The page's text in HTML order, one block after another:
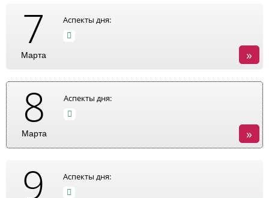
7
Марта
Аспекты дня:
»
8
Марта
Аспекты дня:
»
9 Аспекты дня: